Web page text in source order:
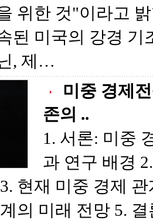
위한 것"이라고
된 미국의 강경 기
역주의가 아닌, 제…
미중 경제
존의 ..
1. 서론: 미중
과 연구 배경 2. 미중 경제 관계의
망 5. 결론 및 정책 제언 1.